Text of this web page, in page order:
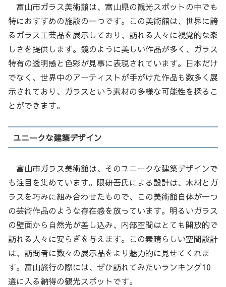
富山市ガラス美術館は、富山県の観光スポットの中でも
特におすすめの施設の一つです。この美術館は、世界に誇
るガラス工芸品を展示しており、訪れる人々に視覚的な楽
しさを提供します。鏡のように美しい作品が多く、ガラス
特有の透明感と色彩が見事に表現されています。日本だけ
でなく、世界中のアーティストが手がけた作品も数多く展
示されており、ガラスという素材の多様な可能性を探るこ
とができます。
ユニークな建築デザイン
富山市ガラス美術館は、そのユニークな建築デザインで
も注目を集めています。隈研吾氏による設計は、木材とガ
ラスを巧みに組み合わせたもので、この美術館自体が一つ
の芸術作品のような存在感を放っています。明るいガラス
の壁面から自然光が差し込み、内部空間はとても開放的で
訪れる人々に安らぎを与えます。この素晴らしい空間設計
は、訪問者に数々の展示品をより魅力的に見せてくれま
す。富山旅行の際には、ぜひ訪れてみたいランキング10
選に入る納得の観光スポットです。